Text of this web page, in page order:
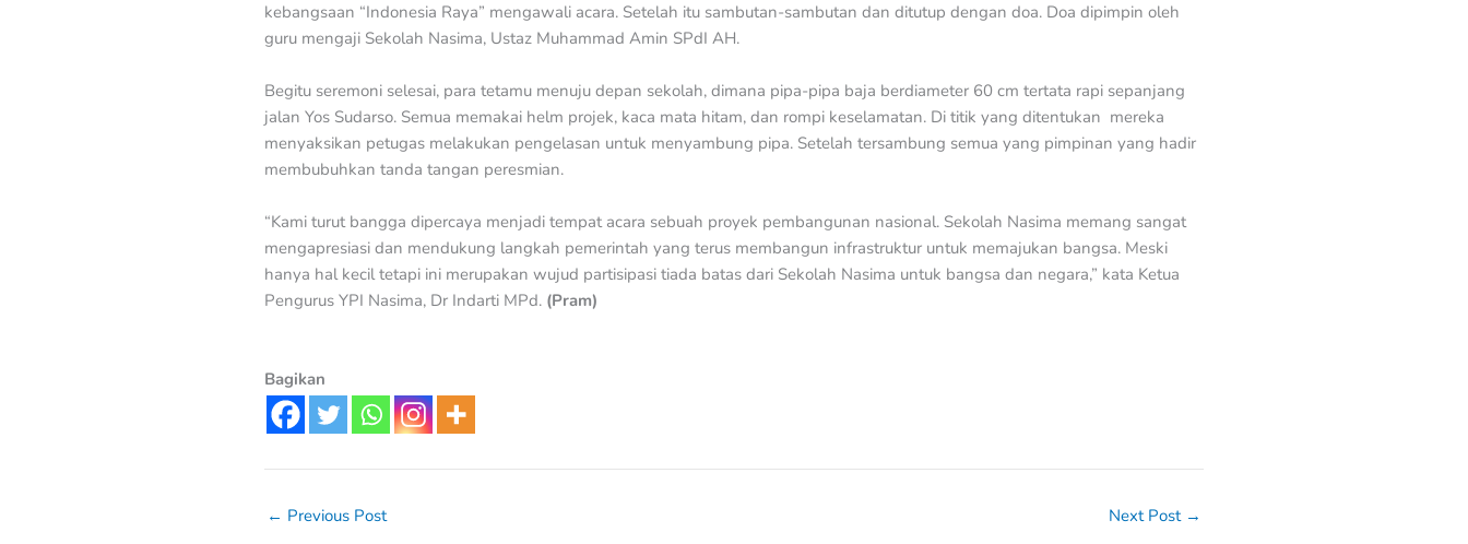
kebangsaan “Indonesia Raya” mengawali acara. Setelah itu sambutan-sambutan dan ditutup dengan doa. Doa dipimpin oleh
guru mengaji Sekolah Nasima, Ustaz Muhammad Amin SPdI AH.
Begitu seremoni selesai, para tetamu menuju depan sekolah, dimana pipa-pipa baja berdiameter 60 cm tertata rapi sepanjang
jalan Yos Sudarso. Semua memakai helm projek, kaca mata hitam, dan rompi keselamatan. Di titik yang ditentukan mereka
menyaksikan petugas melakukan pengelasan untuk menyambung pipa. Setelah tersambung semua yang pimpinan yang hadir
membubuhkan tanda tangan peresmian.
“Kami turut bangga dipercaya menjadi tempat acara sebuah proyek pembangunan nasional. Sekolah Nasima memang sangat
mengapresiasi dan mendukung langkah pemerintah yang terus membangun infrastruktur untuk memajukan bangsa. Meski
hanya hal kecil tetapi ini merupakan wujud partisipasi tiada batas dari Sekolah Nasima untuk bangsa dan negara,” kata Ketua
Pengurus YPI Nasima, Dr Indarti MPd. (Pram)
Bagikan
← Previous Post Next Post →